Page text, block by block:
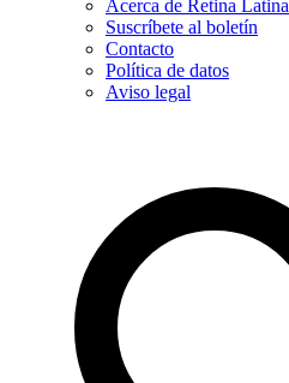
Acerca de Retina Latina
Suscríbete al boletín
Contacto
Política de datos
Aviso legal